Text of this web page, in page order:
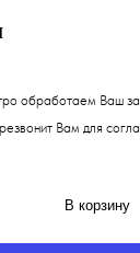
обработаем Ваш
Вам для
В корзину